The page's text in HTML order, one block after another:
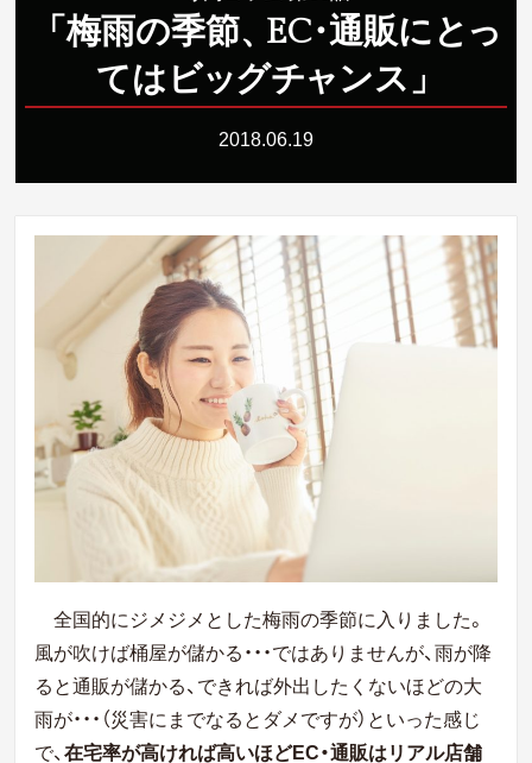
「梅雨の季節、 EC・通販に とっ
ては ビッグチャンス 」
2018.06.19
全国的にジメジメとした梅雨の季節に入りました。
風が吹けば桶屋が儲かる・・・ではありませんが、雨が降
ると通販が儲かる、できれば外出したくないほどの大
雨が・・・（災害にまでなるとダメですが）といった感じ
で、在宅率が高ければ高いほどEC・通販はリアル店舗